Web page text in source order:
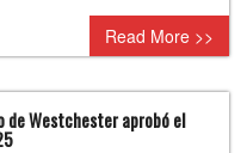
Read More >>
de Westchester aprobó el